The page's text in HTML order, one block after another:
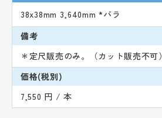
38x38mm 3,640mm *バラ
備考
＊定尺販売のみ。（カット販売不可）
価格(税別)
7,550 円 / 本